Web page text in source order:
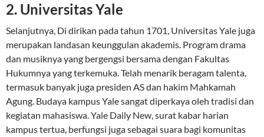
2. Universitas Yale
Selanjutnya, Di dirikan pada tahun 1701, Universitas Yale juga
merupakan landasan keunggulan akademis. Program drama
dan musiknya yang bergengsi bersama dengan Fakultas
Hukumnya yang terkemuka. Telah menarik beragam talenta,
termasuk banyak juga presiden AS dan hakim Mahkamah
Agung. Budaya kampus Yale sangat diperkaya oleh tradisi dan
kegiatan mahasiswa. Yale Daily New, surat kabar harian
kampus tertua, berfungsi juga sebagai suara bagi komunitas